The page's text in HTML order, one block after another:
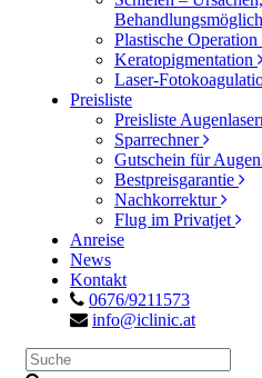
Plastische
Keratopigmentation
Laser-
Preisliste
Preisliste
Sparrechner
Gutschein für
Bestpreisgarantie
Nachkorrektur
Flug im Privatjet
Anreise
News
Kontakt
0676/9211573
info@iclinic.at